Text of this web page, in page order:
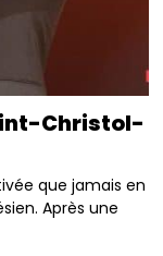
Christol-
que jamais en
Après une